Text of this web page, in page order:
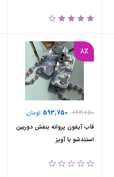
8٪
643,750
593,750 تومان
قاب آیفون پروانه بنفش دوربین
استندشو با آویز